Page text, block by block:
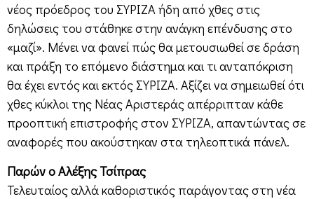
νέος πρόεδρος του ΣΥΡΙΖΑ ήδη από χθες στις
δηλώσεις του στάθηκε στην ανάγκη επένδυσης στο
«μαζί». Μένει να φανεί πώς θα μετουσιωθεί σε δράση
και πράξη το επόμενο διάστημα και τι ανταπόκριση
θα έχει εντός και εκτός ΣΥΡΙΖΑ. Αξίζει να σημειωθεί ότι
χθες κύκλοι της Νέας Αριστεράς απέρριπταν κάθε
προοπτική επιστροφής στον ΣΥΡΙΖΑ, απαντώντας σε
αναφορές που ακούστηκαν στα τηλεοπτικά πάνελ.
Παρών ο Αλέξης Τσίπρας
Τελευταίος αλλά καθοριστικός παράγοντας στη νέα